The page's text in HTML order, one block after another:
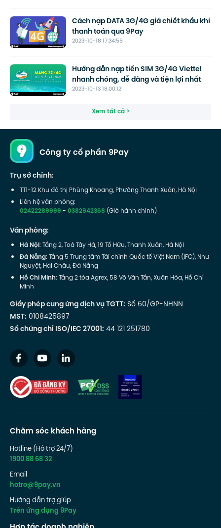
2023-10-18 17:34:56
Cách nạp DATA 3G/4G giá chiết khấu khi
thanh toán qua 9Pay
2023-10-13 18:00:12
Hướng dẫn nạp tiền SIM 3G/4G Viettel
nhanh chóng, dễ dàng và tiện lợi nhất
Xem tất cả >
Công ty cổ phần 9Pay
Trụ sở chính:
TT1-12 Khu đô thị Phùng Khoang, Phường Thanh Xuân, Hà Nội
Liên hệ văn phòng:
02422289999-0382942368 (Giờ hành chính)
Văn phòng:
Hà Nội: Tầng 2, Toà Tây Hà, 19 Tố Hữu, Thanh Xuân, Hà Nội
Đà Nẵng: Tầng 5 Trung tâm Tài chính Quốc tế Việt Nam (IFC), Như
Nguyệt, Hải Châu, Đà Nẵng
Hồ Chí Minh: Tầng 2 tòa Agrex, 58 Võ Văn Tần, Xuân Hòa, Hồ Chí
Minh
Giấy phép cung ứng dịch vụ TGTT: Số 60/GP-NHNN
MST: 0108425897
Số chứng chỉ ISO/IEC 27001: 44 121 251780
Chăm sóc khách hàng
Hotline (Hỗ trợ 24/7)
1900 88 68 32
Email
hotro@9pay.vn
Hướng dẫn trợ giúp
Trên ứng dụng 9Pay